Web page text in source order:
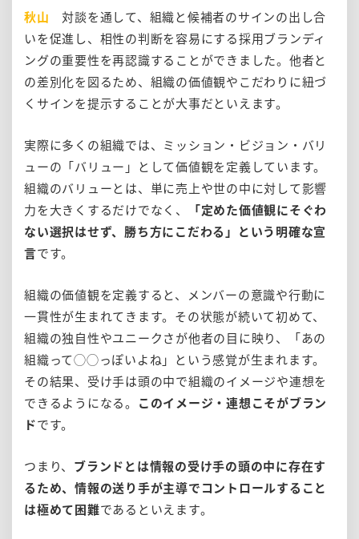
秋山
対談を通して、組織と候補者のサインの出し合
いを促進し、相性の判断を容易にする採用ブランディ
ングの重要性を再認識することができました。他者と
の差別化を図るため、組織の価値観やこだわりに紐づ
くサインを提示することが大事だといえます。
実際に多くの組織では、ミッション・ビジョン・バリ
ューの「バリュー」として価値観を定義しています。
組織のバリューとは、単に売上や世の中に対して影響
力を大きくするだけでなく、
「定めた価値観にそぐわ
ない選択はせず、勝ち方にこだわる」という明確な宣
言です。
組織の価値観を定義すると、メンバーの意識や行動に
一貫性が生まれてきます。その状態が続いて初めて、
組織の独自性やユニークさが他者の目に映り、「あの
組織って◯◯っぽいよね」という感覚が生まれます。
その結果、受け手は頭の中で組織のイメージや連想を
できるようになる。 このイメージ・連想こそがブラン
ドです。
つまり、 ブランドとは情報の受け手の頭の中に存在す
るため、情報の送り手が主導でコントロールすること
は極めて困難であるといえます。